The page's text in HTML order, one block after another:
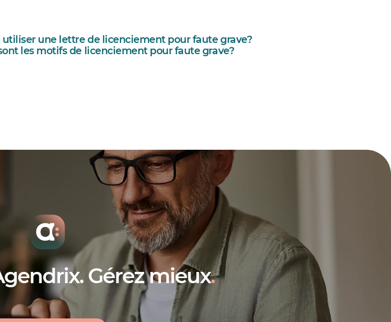
utiliser une lettre de licenciement pour faute grave?
les motifs de licenciement pour faute grave?
violence ou injures envers un autre salarié ou envers l’employeur;
Gérez mieux.